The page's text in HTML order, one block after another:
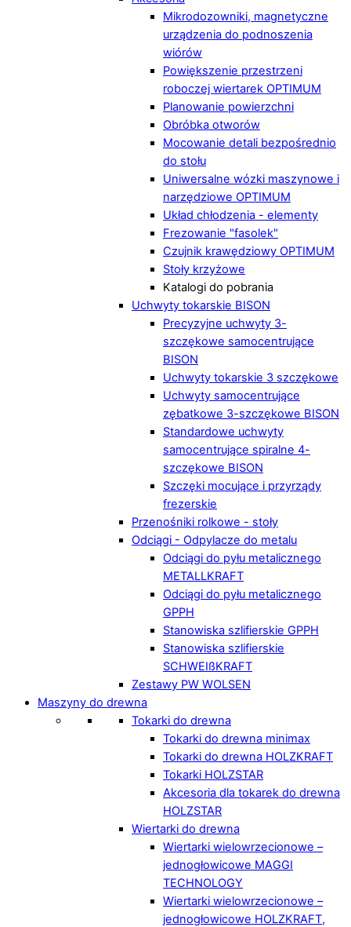
Mikrodozowniki, magnetyczne
urządzenia do podnoszenia
wiórów
Powiększenie przestrzeni
roboczej wiertarek OPTIMUM
Planowanie powierzchni
Obróbka otworów
Mocowanie detali bezpośrednio
do stołu
Uniwersalne wózki maszynowe i
narzędziowe OPTIMUM
Układ chłodzenia - elementy
Frezowanie "fasolek"
Czujnik krawędziowy OPTIMUM
Stoły krzyżowe
Katalogi do pobrania
Uchwyty tokarskie BISON
Precyzyjne uchwyty 3-
szczękowe samocentrujące
BISON
Uchwyty tokarskie 3 szczękowe
Uchwyty samocentrujące
zębatkowe 3-szczękowe BISON
Standardowe uchwyty
samocentrujące spiralne 4-
szczękowe BISON
Szczęki mocujące i przyrządy
frezerskie
Przenośniki rolkowe - stoły
Odciągi - Odpylacze do metalu
Odciągi do pyłu metalicznego
METALLKRAFT
Odciągi do pyłu metalicznego
GPPH
Stanowiska szlifierskie GPPH
Stanowiska szlifierskie
SCHWEIßKRAFT
Zestawy PW WOLSEN
Maszyny do drewna
Tokarki do drewna
Tokarki do drewna minimax
Tokarki do drewna HOLZKRAFT
Tokarki HOLZSTAR
Akcesoria dla tokarek do drewna
HOLZSTAR
Wiertarki do drewna
Wiertarki wielowrzecionowe –
jednogłowicowe MAGGI
TECHNOLOGY
Wiertarki wielowrzecionowe –
jednogłowicowe HOLZKRAFT,